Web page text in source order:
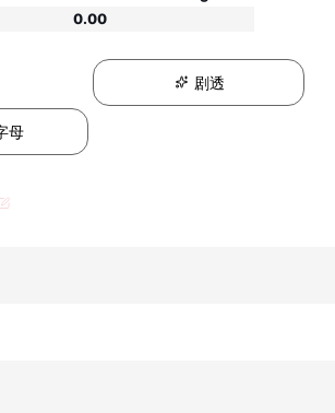
0.00
剧透
母